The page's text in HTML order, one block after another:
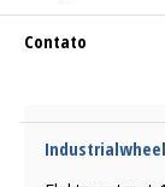
Contato